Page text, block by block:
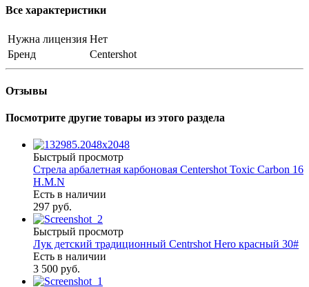
Все характеристики
Нужна лицензия Нет
Бренд
Centershot
Отзывы
Посмотрите другие товары из этого раздела
Быстрый просмотр
Стрела арбалетная карбоновая Centershot Toxic Carbon 16
H.M.N
Есть в наличии
297 руб.
Быстрый просмотр
Лук детский традиционный Centrshot Hero красный 30#
Есть в наличии
3 500 руб.